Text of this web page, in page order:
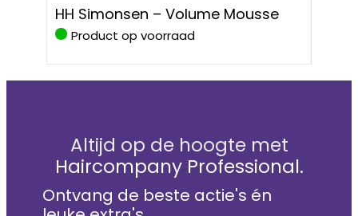
HH Simonsen – Volume Mousse
Product op voorraad
Altijd op de hoogte met
Haircompany Professional.
Ontvang de beste actie's én